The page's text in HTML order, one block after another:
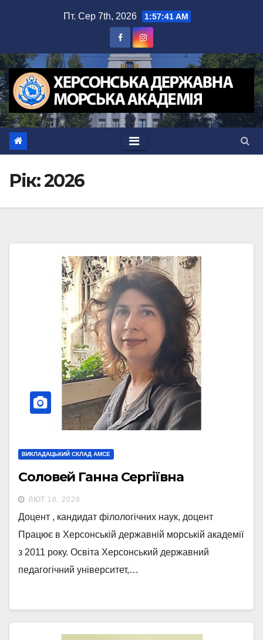
Пт. Сер 7th, 2026 1:57:42 AM
Рік:2026
ВИКЛАДАЦЬКИЙ СКЛАД АМСЕ
Соловей Ганна Сергіївна
ЛЮТ 18, 2026
Доцент , кандидат філологічних наук, доцент
Працює в Херсонській державній морській академії
з 2011 року. Освіта Херсонський державний
педагогічний університет,…